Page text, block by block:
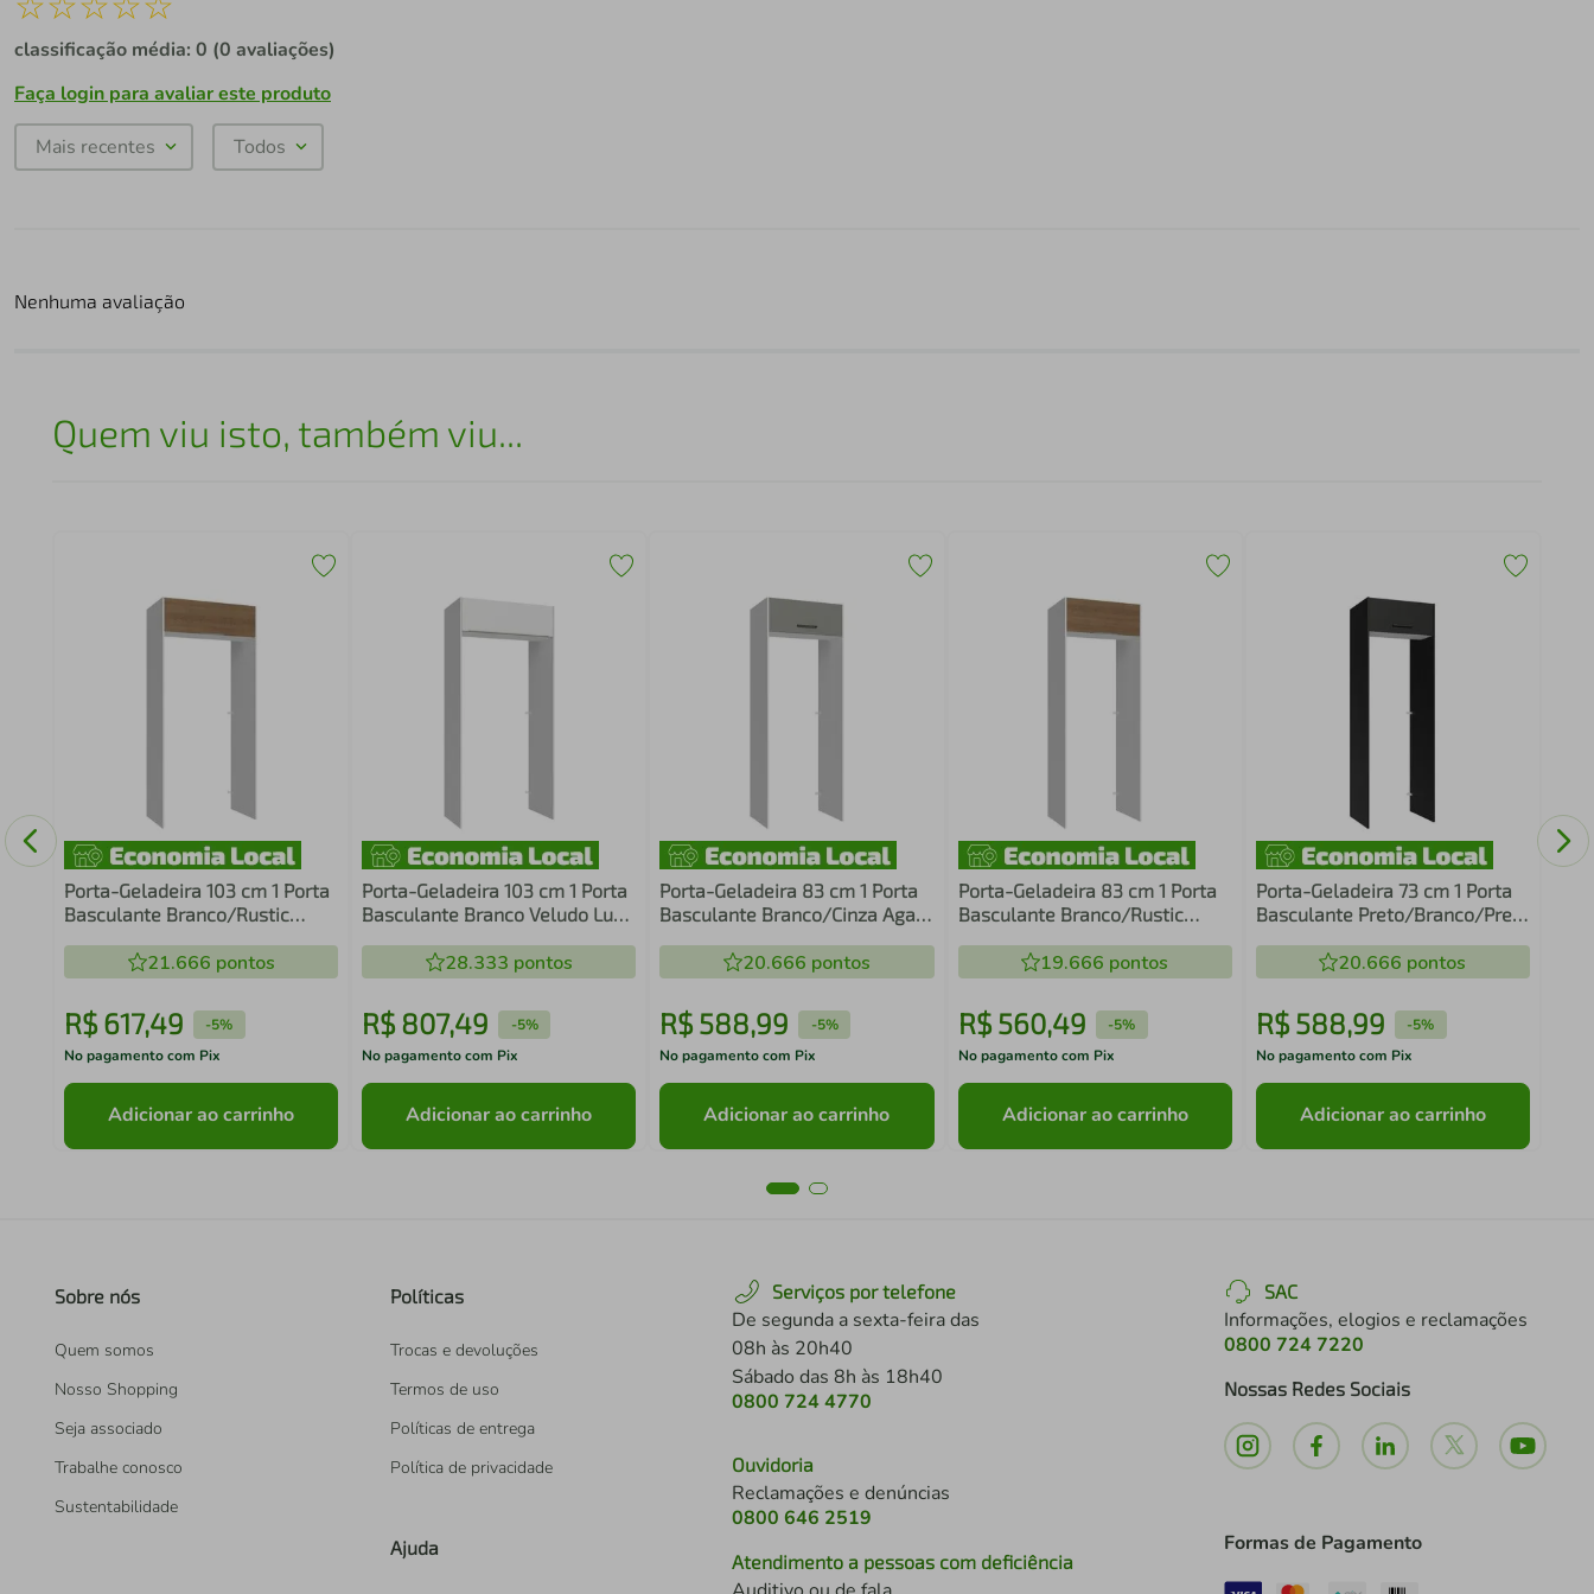
classificação média: 0 (0 avaliações)
Faça login para avaliar este produto
Mais recentes Todos
Nenhuma avaliação
Quem viu isto, também viu...
Porta-Geladeira 103 cm 1 Porta
Basculante Branco/Rustic
21.666 pontos
R$ 617,49 -5%
No pagamento com Pix
Adicionar ao carrinho
Porta-Geladeira 103 cm 1 Porta
Basculante Branco Veludo Lux
28.333 pontos
R$ 807,49 -5%
No pagamento com Pix
Adicionar ao carrinho
Porta-Geladeira 83 cm 1 Porta
Basculante Branco/Cinza Agata
20.666 pontos
R$588,99 -5%
No pagamento com Pix
Adicionar ao carrinho
Porta-Geladeira 83 cm 1 Porta
Basculante Branco/Rustic
19.666 pontos
R$ 560,49 -5%
No pagamento com Pix
Adicionar ao carrinho
Porta-Geladeira 73 cm 1 Porta
Basculante Preto/Branco/Preto
20.666 pontos
R$ 588,99 -5%
No pagamento com Pix
Adicionar ao carrinho
Sobre nós
Quem somos
Nosso Shopping
Seja associado
Trabalhe conosco
Sustentabilidade
Políticas
Trocas e devoluções
Termos de uso
Políticas de entrega
Política de privacidade
Ajuda
Serviços por telefone
De segunda a sexta-feira das
08h às 20h40
Sábado das 8h às 18h40
0800 724 4770
Ouvidoria
Reclamações e denúncias
0800 646 2519
Atendimento a pessoas com deficiência
SAC
Informações, elogios e reclamações
0800 724 7220
Nossas Redes Sociais
Formas de Pagamento